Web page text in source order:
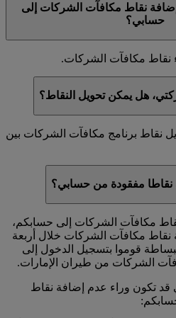
نقاط مكافآت الشركات إلى
حسابي؟
نقاط مكافآت الشركات.
هل يمكن تحويل النقاط؟
نقاط برنامج مكافآت الشركات بين
نقاطا مفقودة من حسابي؟
مكافآت الشركات إلى حسابكم،
نقاط مكافآت الشركات خلال أربعة
قوموا بتسجيل الدخول إلى
الشركات من طيران الإمارات.
قد تكون وراء عدم إضافة نقاط